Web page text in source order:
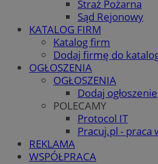
Straż Pożarna
Sąd Rejonowy
KATALOG FIRM
Katalog firm
Dodaj firmę do
OGŁOSZENIA
OGŁOSZENIA
Dodaj ogłoszenie
POLECAMY
Protocol IT
Pracuj.pl - praca
REKLAMA
WSPÓŁPRACA